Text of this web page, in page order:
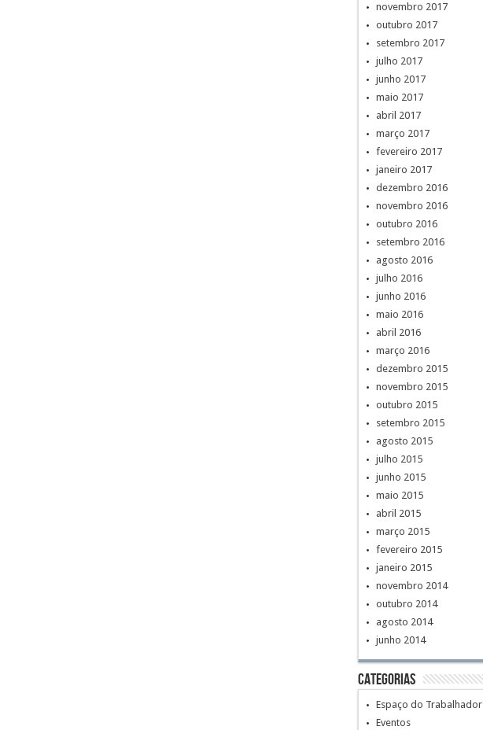
novembro 2017
outubro 2017
setembro 2017
julho 2017
junho 2017
maio 2017
abril 2017
março 2017
fevereiro 2017
janeiro 2017
dezembro 2016
novembro 2016
outubro 2016
setembro 2016
agosto 2016
julho 2016
junho 2016
maio 2016
abril 2016
março 2016
dezembro 2015
novembro 2015
outubro 2015
setembro 2015
agosto 2015
julho 2015
junho 2015
maio 2015
abril 2015
março 2015
fevereiro 2015
janeiro 2015
novembro 2014
outubro 2014
agosto 2014
junho 2014
Categorias
Espaço do Trabalhador
Eventos